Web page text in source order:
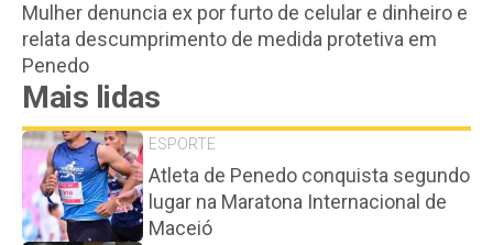
Mulher denuncia ex por furto de celular e dinheiro e
relata descumprimento de medida protetiva em
Penedo
Mais lidas
ESPORTE
Atleta de Penedo conquista segundo
lugar na Maratona Internacional de
Maceió